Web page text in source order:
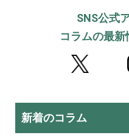
SNS公式
コラムの最
新着のコラム